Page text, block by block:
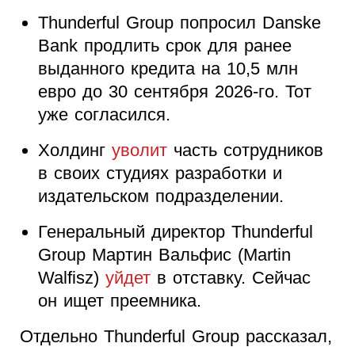
Thunderful Group попросил Danske
Bank продлить срок для ранее
выданного кредита на 10,5 млн
евро до 30 сентября 2026-го. Тот
уже согласился.
Холдингуволитчасть сотрудников
в своих студиях разработки и
издательском подразделении.
Генеральный директор Thunderful
Group Мартин Вальфис (Martin
Walfisz) уйдетв отставку. Сейчас
он ищет преемника.
Отдельно Thunderful Group рассказал,